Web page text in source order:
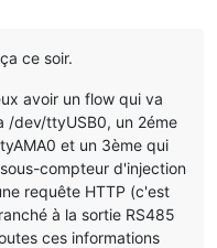
ce soir.
avoir un flow qui va
/dev/ttyUSB0, un 2éme
et un 3ème qui
compteur d'injection
requête HTTP (c'est
à la sortie RS485
ces informations